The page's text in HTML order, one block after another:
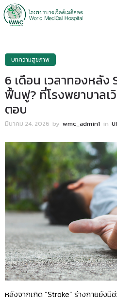
บทความสุขภาพ
6 เดือน เวลาทองหลัง
ฟื้นฟู? ที่โรงพยาบาลเ
ตอบ
มีนาคม 24, 2026 by wmc_admin1 in บ
หลังจากเกิด “Stroke” ร่างกายยังมี